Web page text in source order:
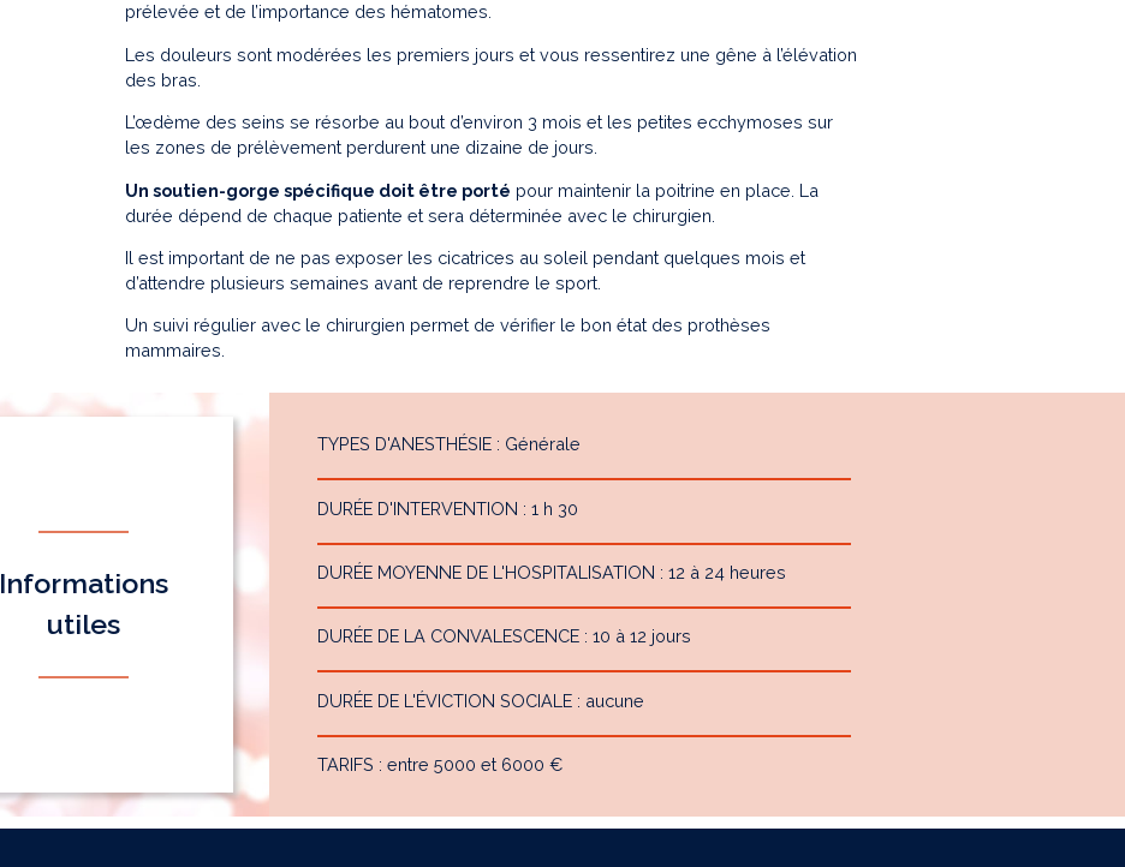
prélevée et de l’importance des hématomes.
Les douleurs sont modérées les premiers jours et vous ressentirez une gêne à l’élévation
des bras.
L’œdème des seins se résorbe au bout d’environ 3 mois et les petites ecchymoses sur
les zones de prélèvement perdurent une dizaine de jours.
Un soutien-gorge spécifique doit être porté pour maintenir la poitrine en place. La
durée dépend de chaque patiente et sera déterminée avec le chirurgien.
Il est important de ne pas exposer les cicatrices au soleil pendant quelques mois et
d’attendre plusieurs semaines avant de reprendre le sport.
Un suivi régulier avec le chirurgien permet de vérifier le bon état des prothèses
mammaires.
Informations
utiles
TYPES D'ANESTHÉSIE : Générale
DURÉE D'INTERVENTION : 1 h 30
DURÉE MOYENNE DE L'HOSPITALISATION : 12 à 24 heures
DURÉE DE LA CONVALESCENCE : 10 à 12 jours
DURÉE DE L'ÉVICTION SOCIALE : aucune
TARIFS : entre 5000 et 6000 €